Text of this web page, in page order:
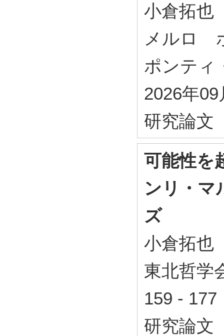
小倉拓也
メルロ゠
ポンテ
2026年
研究論文
可能性
ンリ・マ
ズ
小倉拓也
東北哲学
159 -
研究論文